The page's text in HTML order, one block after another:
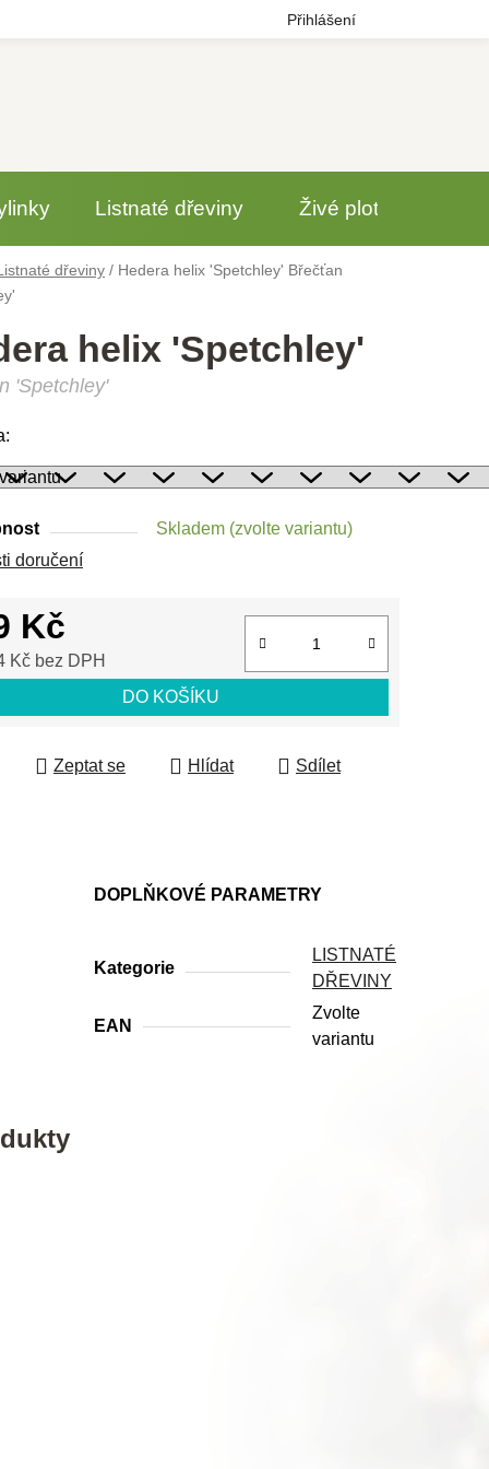
Přihlášení
Listnaté dřeviny Živé ploty
dřeviny / Hedera helix 'Spetchley' Břečťan
helix 'Spetchley'
'Spetchley'
Skladem (zvolte variantu)
doručení
Kč
Kč bez DPH
DO KOŠÍKU
Zeptat se Hlídat Sdílet
DOPLŇKOVÉ PARAMETRY
Kategorie
LISTNATÉ
DŘEVINY
EAN
Zvolte
variantu